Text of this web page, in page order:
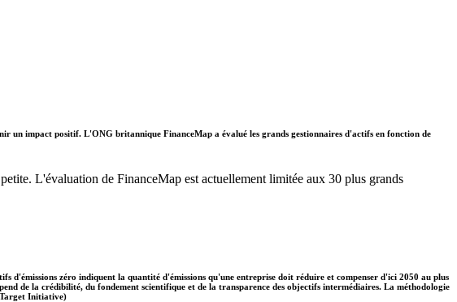
un impact positif. L'ONG britannique FinanceMap a évalué les grands gestionnaires d'actifs en fonction de
L'évaluation de FinanceMap est actuellement limitée aux 30 plus grands
d'émissions zéro indiquent la quantité d'émissions qu'une entreprise doit réduire et compenser d'ici 2050 au plus
de la crédibilité, du fondement scientifique et de la transparence des objectifs intermédiaires. La méthodologie
Target Initiative)